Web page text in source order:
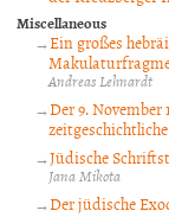
Miscellaneous
Ein großes
Andreas Lehnardt
Der 9.
Jüdische
Jana Mikota
Der jüdische